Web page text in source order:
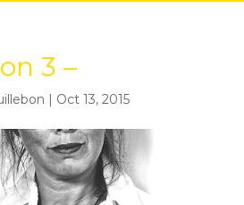
3 –
| Oct 13, 2015